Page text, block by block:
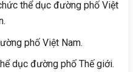
thể dục đường phố Việt
phố Việt Nam.
dục đường phố Thế giới.